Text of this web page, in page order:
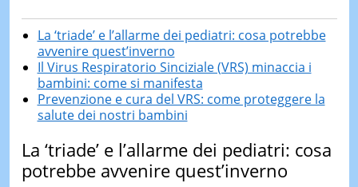
La ‘triade’ e l’allarme dei pediatri: cosa potrebbe
avvenire quest’inverno
Il Virus Respiratorio Sinciziale (VRS) minaccia i
bambini: come si manifesta
Prevenzione e cura del VRS: come proteggere la
salute dei nostri bambini
La ‘triade’ e l’allarme dei pediatri: cosa
potrebbe avvenire quest’inverno